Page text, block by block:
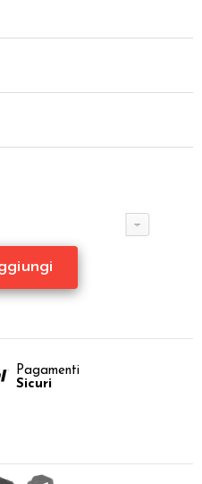
Pagamenti
Sicuri